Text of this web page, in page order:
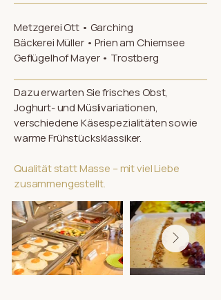
Dazu erwarten Sie frisches Obst,
Joghurt- und Müslivariationen,
verschiedene Käsespezialitäten sowie
warme Frühstücksklassiker.
Qualität statt Masse – mit viel Liebe
zusammengestellt.
Metzgerei Ott • Garching
Bäckerei Müller • Prien am Chiemsee
Geflügelhof Mayer • Trostberg